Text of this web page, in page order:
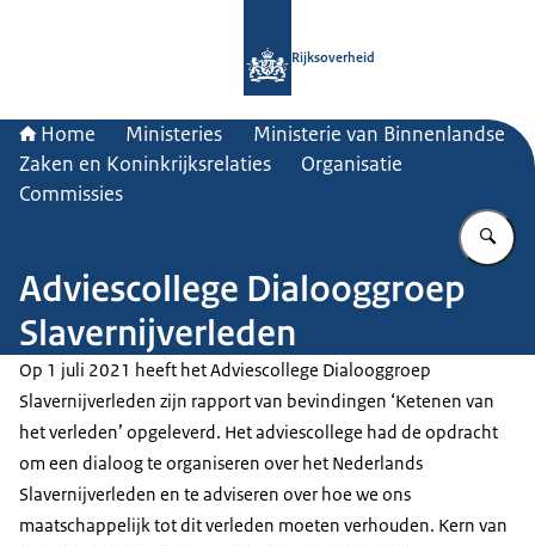
Rijksoverheid
Home Ministeries
Ministerie van Binnenlandse
Zaken en Koninkrijksrelaties
Organisatie
Commissies
Adviescollege Dialooggroep
Slavernijverleden
Op 1 juli 2021 heeft het Adviescollege Dialooggroep
Slavernijverleden zijn rapport van bevindingen ‘Ketenen van
het verleden’ opgeleverd. Het adviescollege had de opdracht
om een dialoog te organiseren over het Nederlands
Slavernijverleden en te adviseren over hoe we ons
maatschappelijk tot dit verleden moeten verhouden. Kern van